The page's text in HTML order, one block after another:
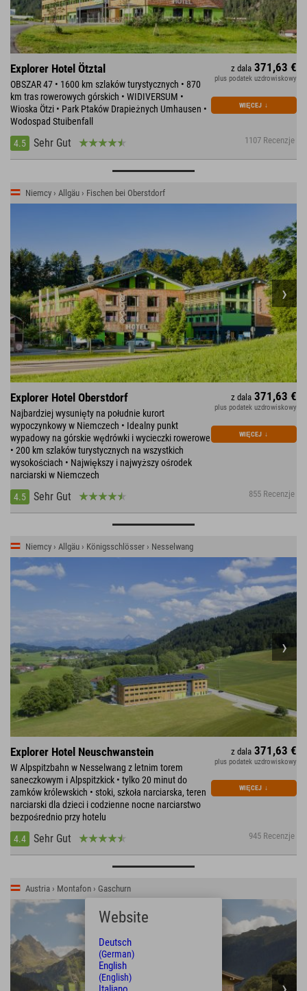
Explorer Hotel Ötztal
OBSZAR 47 • 1600 km szlaków turystycznych • 870
km tras rowerowych górskich • WIDIVERSUM •
Wioska Ötzi • Park Ptaków Drapieżnych Umhausen •
Wodospad Stuibenfall
4.5
Sehr Gut 1107 Recenzje
z dala 371,63 €
plus podatek uzdrowiskowy
WIĘCEJ ↓
Niemcy › Allgäu › Fischen bei Oberstdorf
Explorer Hotel Oberstdorf
Najbardziej wysunięty na południe kurort
wypoczynkowy w Niemczech • Idealny punkt
wypadowy na górskie wędrówki i wycieczki rowerowe
• 200 km szlaków turystycznych na wszystkich
wysokościach • Największy i najwyższy ośrodek
narciarski w Niemczech
4.5
Sehr Gut 855 Recenzje
z dala 371,63 €
plus podatek uzdrowiskowy
WIĘCEJ ↓
Niemcy › Allgäu › Königsschlösser › Nesselwang
Explorer Hotel Neuschwanstein
W Alpspitzbahn w Nesselwang z letnim torem
saneczkowym i Alpspitzkick • tylko 20 minut do
zamków królewskich • stoki, szkoła narciarska, teren
narciarski dla dzieci i codzienne nocne narciarstwo
bezpośrednio przy hotelu
4.4
Sehr Gut 945 Recenzje
z dala 371,63 €
plus podatek uzdrowiskowy
WIĘCEJ ↓
Austria › Montafon › Gaschurn
Website
Deutsch
(German)
English
(English)